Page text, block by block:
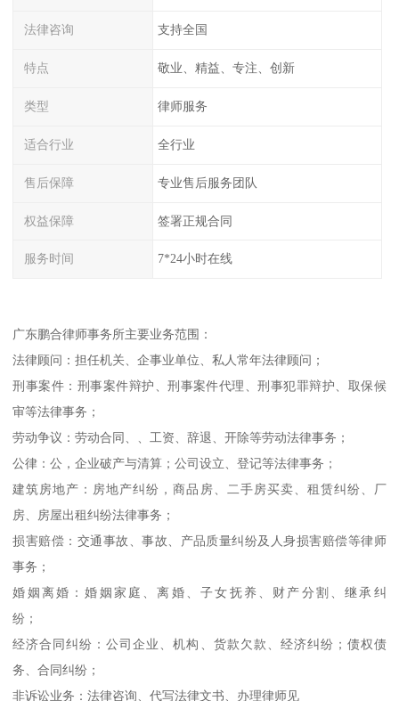
法律咨询 支持全国
特点 敬业、精益、专注、创新
类型 律师服务
适合行业 全行业
售后保障 专业售后服务团队
权益保障 签署正规合同
服务时间 7*24小时在线
广东鹏合律师事务所主要业务范围：
法律顾问：担任机关、企事业单位、私人常年法律顾问；
刑事案件：刑事案件辩护、刑事案件代理、刑事犯罪辩护、取保候
审等法律事务；
劳动争议：劳动合同、、工资、辞退、开除等劳动法律事务；
公律：公，企业破产与清算；公司设立、登记等法律事务；
建筑房地产：房地产纠纷，商品房、二手房买卖、租赁纠纷、厂
房、房屋出租纠纷法律事务；
损害赔偿：交通事故、事故、产品质量纠纷及人身损害赔偿等律师
事务；
婚姻离婚：婚姻家庭、离婚、子女抚养、财产分割、继承纠
纷；
经济合同纠纷：公司企业、机构、货款欠款、经济纠纷；债权债
务、合同纠纷；
非诉讼业务：法律咨询、代写法律文书、办理律师见